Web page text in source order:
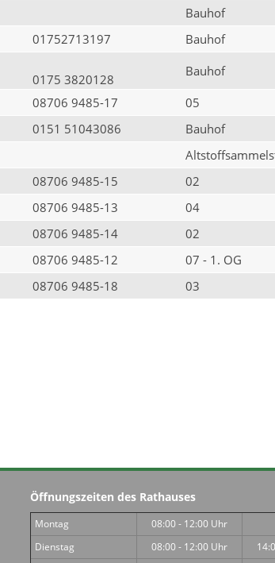
Bauhof
01752713197
Bauhof
0175 3820128
Bauhof
08706 9485-17 05
0151 51043086
Bauhof
08706 9485-15 02
08706 9485-13 04
08706 9485-14 02
08706 9485-12 07 - 1. OG
08706 9485-18 03
Öffnungszeiten des Rathauses
Montag 08:00 - 12:00 Uhr
Dienstag
08:00 - 12:00 Uhr